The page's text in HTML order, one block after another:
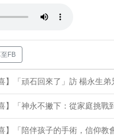
FB
】「頑石回來了」訪 楊永生弟
】「神永不撇下：從家庭挑戰
】「陪伴孩子的手術，信仰教